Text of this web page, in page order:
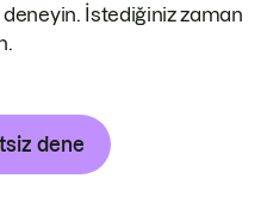
İstediğiniz zaman
dene